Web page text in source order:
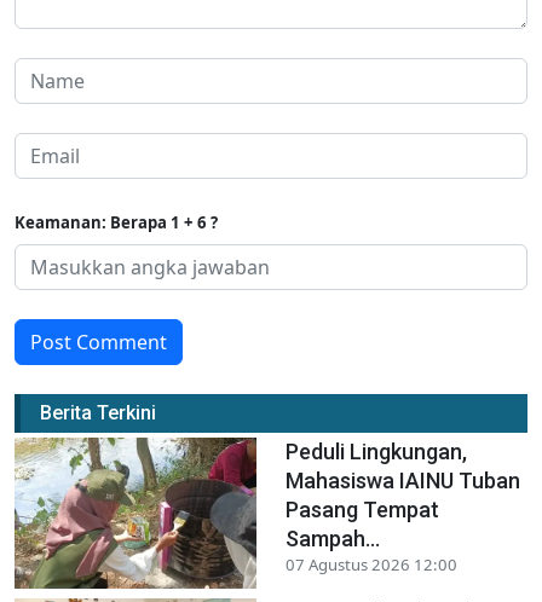
Keamanan: Berapa 1 + 6 ?
Post Comment
Berita Terkini
Peduli Lingkungan,
Mahasiswa IAINU Tuban
Pasang Tempat
Sampah...
07 Agustus 2026 12:00